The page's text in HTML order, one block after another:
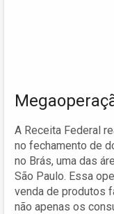
A Receita Federal
no fechamento de
no Brás, uma das
São Paulo. Essa
venda de produtos
não apenas os